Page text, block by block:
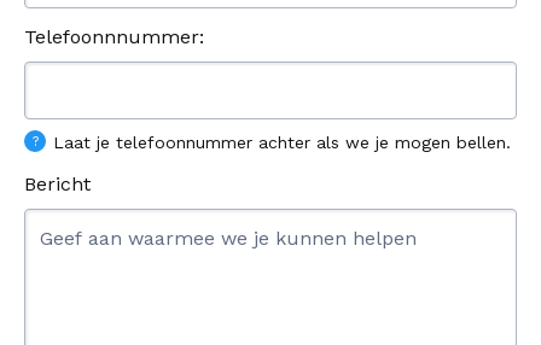
Telefoonnnummer:
Laat je telefoonnummer achter als we je mogen bellen.
Bericht